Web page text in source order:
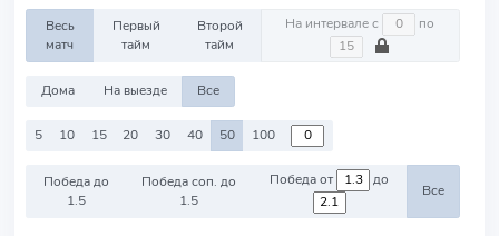
Весь
матч
Первый
тайм
Второй
тайм
На интервале с по
Дома На выезде Все
5 10 15 20 30 40 50 100
Победа до
1.5
Победа соп. до
1.5
Победа от до
Все